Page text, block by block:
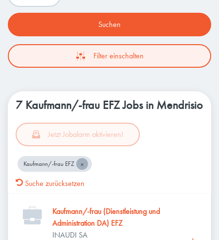
Suchen
Filter einschalten
7 Kaufmann/-frau EFZ Jobs in Mendrisio
Jetzt Jobalarm aktivieren!
Kaufmann/-frau EFZ
Suche zurücksetzen
Kaufmann/-frau (Dienstleistung und
Administration DA) EFZ
INAUDI SA